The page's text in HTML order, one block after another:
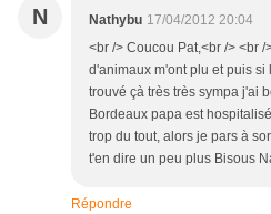
N Nathybu 17/04/2012 20:04
<br /> Coucou Pat,<br /> <br
d'animaux m'ont plu et puis
trouvé çà très très sympa j'ai
Bordeaux papa est
trop du tout, alors je pars à
t'en dire un peu plus Bisous
Répondre